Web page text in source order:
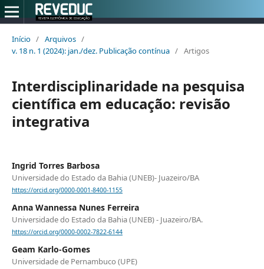
Início / Arquivos /
v. 18 n. 1 (2024): jan./dez. Publicação contínua / Artigos
Interdisciplinaridade na pesquisa
científica em educação: revisão
integrativa
Ingrid Torres Barbosa
Universidade do Estado da Bahia (UNEB)- Juazeiro/BA
https://orcid.org/0000-0001-8400-1155
Anna Wannessa Nunes Ferreira
Universidade do Estado da Bahia (UNEB) - Juazeiro/BA.
https://orcid.org/0000-0002-7822-6144
Geam Karlo-Gomes
Universidade de Pernambuco (UPE)